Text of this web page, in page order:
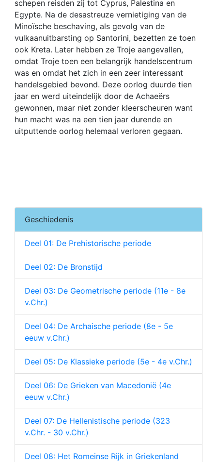
schepen reisden zij tot Cyprus, Palestina en
Egypte. Na de desastreuze vernietiging van de
Minoïsche beschaving, als gevolg van de
vulkaanuitbarsting op Santorini, bezetten ze toen
ook Kreta. Later hebben ze Troje aangevallen,
omdat Troje toen een belangrijk handelscentrum
was en omdat het zich in een zeer interessant
handelsgebied bevond. Deze oorlog duurde tien
jaar en werd uiteindelijk door de Achaeërs
gewonnen, maar niet zonder kleerscheuren want
hun macht was na een tien jaar durende en
uitputtende oorlog helemaal verloren gegaan.
Geschiedenis
Deel 01: De Prehistorische periode
Deel 02: De Bronstijd
Deel 03: De Geometrische periode (11e - 8e
v.Chr.)
Deel 04: De Archaische periode (8e - 5e
eeuw v.Chr.)
Deel 05: De Klassieke periode (5e - 4e v.Chr.)
Deel 06: De Grieken van Macedonië (4e
eeuw v.Chr.)
Deel 07: De Hellenistische periode (323
v.Chr. - 30 v.Chr.)
Deel 08: Het Romeinse Rijk in Griekenland